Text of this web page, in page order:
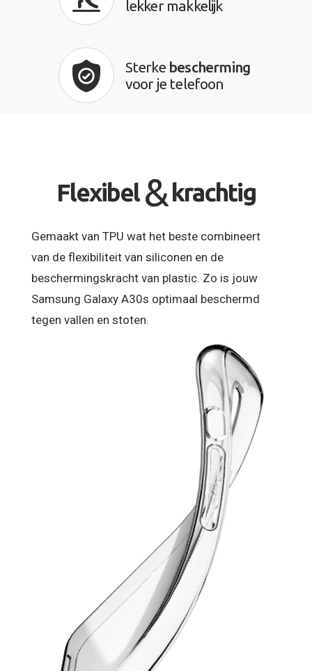
lekker makkelijk
Sterke bescherming
voor je telefoon
Flexibel &krachtig
Gemaakt van TPU wat het beste combineert
van de flexibiliteit van siliconen en de
beschermingskracht van plastic. Zo is jouw
Samsung Galaxy A30s optimaal beschermd
tegen vallen en stoten.